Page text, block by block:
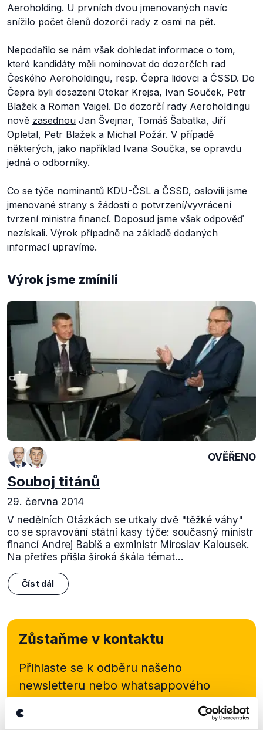
Aeroholding. U prvních dvou jmenovaných navíc
snížilo počet členů dozorčí rady z osmi na pět.
Nepodařilo se nám však dohledat informace o tom,
které kandidáty měli nominovat do dozorčích rad
Českého Aeroholdingu, resp. Čepra lidovci a ČSSD. Do
Čepra byli dosazeni Otokar Krejsa, Ivan Souček, Petr
Blažek a Roman Vaigel. Do dozorčí rady Aeroholdingu
nově zasednou Jan Švejnar, Tomáš Šabatka, Jiří
Opletal, Petr Blažek a Michal Požár. V případě
některých, jako například Ivana Součka, se opravdu
jedná o odborníky.
Co se týče nominantů KDU-ČSL a ČSSD, oslovili jsme
jmenované strany s žádostí o potvrzení/vyvrácení
tvrzení ministra financí. Doposud jsme však odpověď
nezískali. Výrok případně na základě dodaných
informací upravíme.
Výrok jsme zmínili
OVĚŘENO
Souboj titánů
29. června 2014
V nedělních Otázkách se utkaly dvě "těžké váhy"
co se spravování státní kasy týče: současný ministr
financí Andrej Babiš a exministr Miroslav Kalousek.
Na přetřes přišla široká škála témat...
Číst dál
Zůstaňme v kontaktu
Přihlaste se k odběru našeho
newsletteru nebo whatsappového
kanálu, kde pravidelně přinášíme
shrnutí nejzajímavějších článků a analýz.